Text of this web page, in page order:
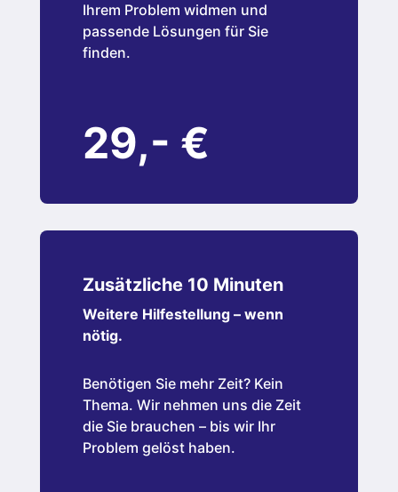
Ihrem Problem widmen und
passende Lösungen für Sie
finden.
29,- €
Zusätzliche 10 Minuten
Weitere Hilfestellung – wenn
nötig.
Benötigen Sie mehr Zeit? Kein
Thema. Wir nehmen uns die Zeit
die Sie brauchen – bis wir Ihr
Problem gelöst haben.